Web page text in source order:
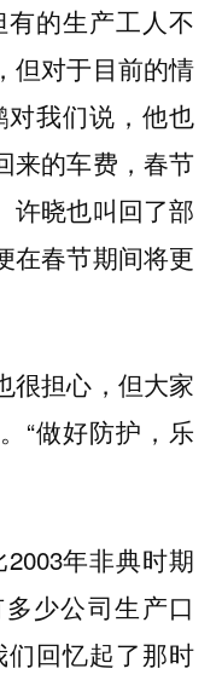
有的生产工人不
但对于目前的情
对我们说，他也
来的车费，春节
许晓也叫回了部
在春节期间将更
很担心，但大家
“做好防护，乐
年非典时期
少公司生产口
们回忆起了那时